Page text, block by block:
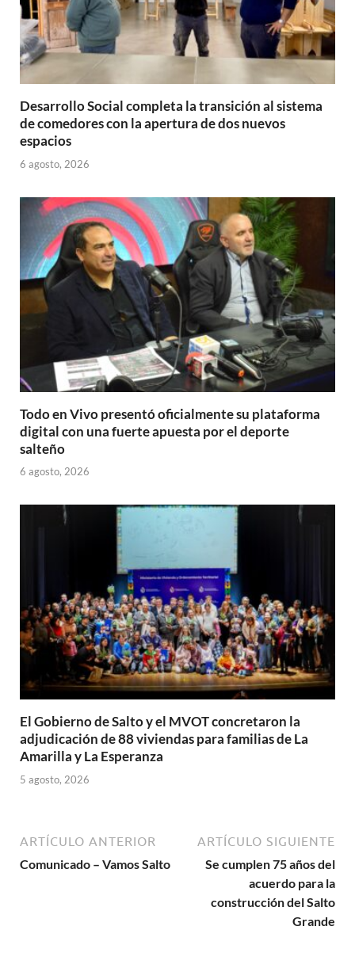
Desarrollo Social completa la transición al sistema
de comedores con la apertura de dos nuevos
espacios
6 agosto, 2026
Todo en Vivo presentó oficialmente su plataforma
digital con una fuerte apuesta por el deporte
salteño
6 agosto, 2026
El Gobierno de Salto y el MVOT concretaron la
adjudicación de 88 viviendas para familias de La
Amarilla y La Esperanza
5 agosto, 2026
ARTÍCULO ANTERIOR
Comunicado – Vamos Salto
ARTÍCULO SIGUIENTE
Se cumplen 75 años del
acuerdo para la
construcción del Salto
Grande